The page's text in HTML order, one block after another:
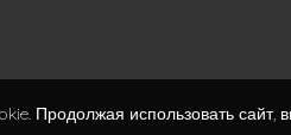
Продолжая использовать сайт,